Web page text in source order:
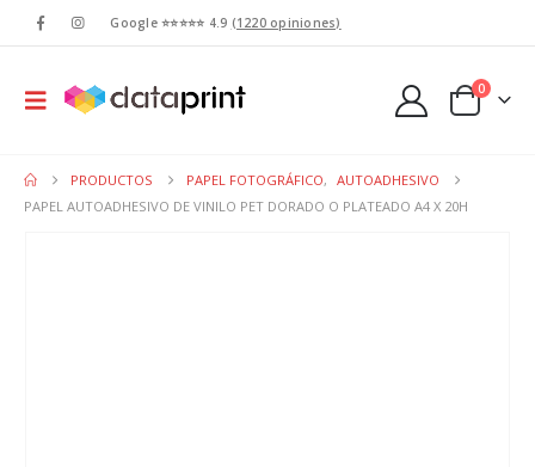
Google ⭐⭐⭐⭐⭐ 4.9 (1220 opiniones)
0
PRODUCTOS PAPEL FOTOGRÁFICO,
AUTOADHESIVO
PAPEL AUTOADHESIVO DE VINILO PET DORADO O PLATEADO A4 X 20H